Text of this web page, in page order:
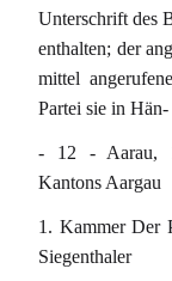
Unterschrift des
enthalten; der
mittel
Partei sie in
- 12 - Aarau,
Kantons Aargau
1. Kammer Der
Siegenthaler